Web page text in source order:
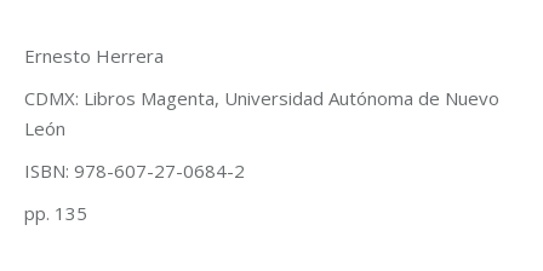
Ernesto Herrera
CDMX: Libros Magenta, Universidad Autónoma de Nuevo
León
ISBN: 978-607-27-0684-2
pp. 135